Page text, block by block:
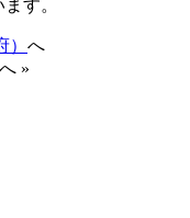
す。
へ
へ »